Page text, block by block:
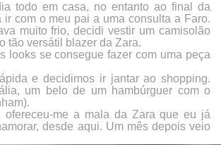
todo em casa, no entanto ao final da
ir com o meu pai a uma consulta a Faro.
muito frio, decidi vestir um camisolão
tão versátil blazer da Zara.
looks se consegue fazer com uma peça
e decidimos ir jantar ao shopping.
um belo de um hambúrguer com o
ofereceu-me a mala da Zara que eu já
desde aqui. Um mês depois veio